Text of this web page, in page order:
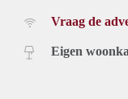
Vraag de
Eigen